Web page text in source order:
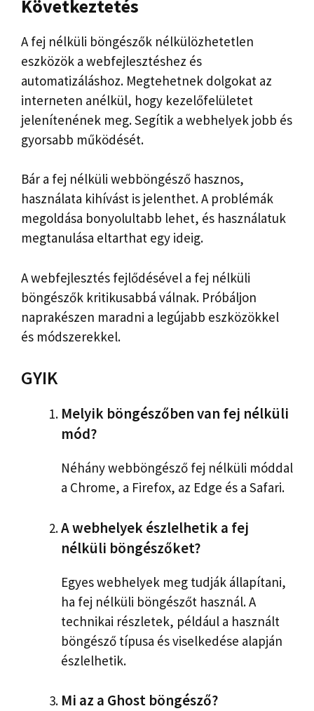
Következtetés
A fej nélküli böngészők nélkülözhetetlen
eszközök a webfejlesztéshez és
automatizáláshoz. Megtehetnek dolgokat az
interneten anélkül, hogy kezelőfelületet
jelenítenének meg. Segítik a webhelyek jobb és
gyorsabb működését.
Bár a fej nélküli webböngésző hasznos,
használata kihívást is jelenthet. A problémák
megoldása bonyolultabb lehet, és használatuk
megtanulása eltarthat egy ideig.
A webfejlesztés fejlődésével a fej nélküli
böngészők kritikusabbá válnak. Próbáljon
naprakészen maradni a legújabb eszközökkel
és módszerekkel.
GYIK
Melyik böngészőben van fej nélküli
mód?
Néhány webböngésző fej nélküli móddal
a Chrome, a Firefox, az Edge és a Safari.
A webhelyek észlelhetik a fej
nélküli böngészőket?
Egyes webhelyek meg tudják állapítani,
ha fej nélküli böngészőt használ. A
technikai részletek, például a használt
böngésző típusa és viselkedése alapján
észlelhetik.
Mi az a Ghost böngésző?